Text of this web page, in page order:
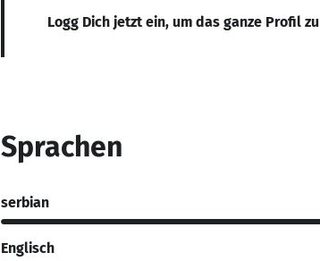
Logg Dich jetzt ein, um das ganze Profil
Sprachen
serbian
Englisch